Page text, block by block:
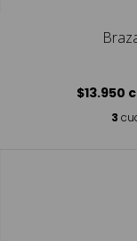
$13.950
3